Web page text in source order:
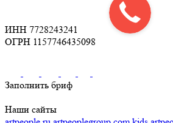
ИНН 7728243241
ОГРН 1157746435098
Заполнить бриф
Наши сайты